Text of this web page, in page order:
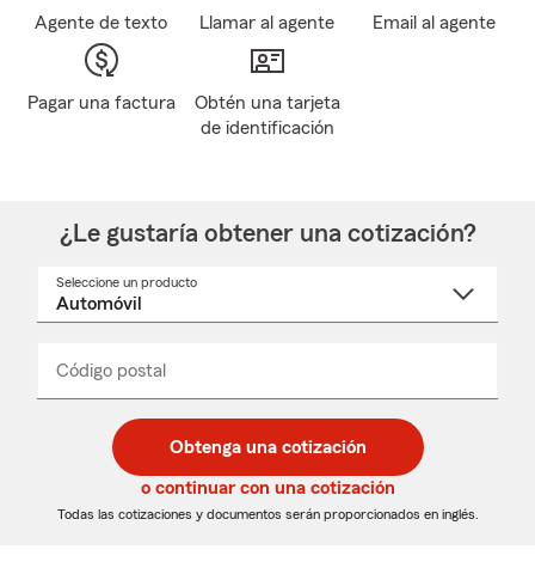
Agente de texto Llamar al agente Email al agente
Pagar una factura
Obtén una tarjeta
de identificación
¿Le gustaría obtener una cotización?
Seleccione un producto
desplegable
Código postal
de
5
dígitos
de
5
dígitos
_____
Obtenga una cotización
o continuar con una cotización
Todas las cotizaciones y documentos serán proporcionados en inglés.